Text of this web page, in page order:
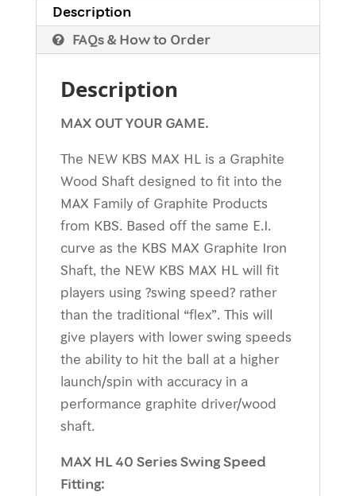
Description
FAQs & How to Order
Description
MAX OUT YOUR GAME.
The NEW KBS MAX HL is a Graphite
Wood Shaft designed to fit into the
MAX Family of Graphite Products
from KBS. Based off the same E.I.
curve as the KBS MAX Graphite Iron
Shaft, the NEW KBS MAX HL will fit
players using ?swing speed? rather
than the traditional “flex”. This will
give players with lower swing speeds
the ability to hit the ball at a higher
launch/spin with accuracy in a
performance graphite driver/wood
shaft.
MAX HL 40 Series Swing Speed
Fitting: